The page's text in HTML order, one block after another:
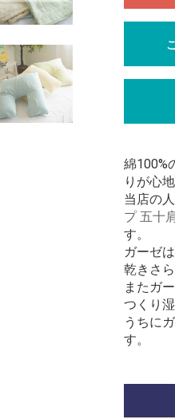
綿100%
りが心
当店の
プ 五十
す。
ガーゼ
乾きさ
またガ
つくり
うちに
す。